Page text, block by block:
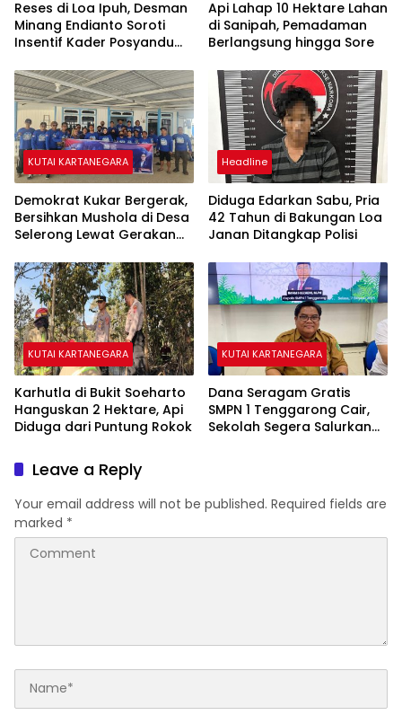
Reses di Loa Ipuh, Desman
Minang Endianto Soroti
Insentif Kader Posyandu
Api Lahap 10 Hektare Lahan
di Sanipah, Pemadaman
Berlangsung hingga Sore
KUTAI KARTANEGARA
Demokrat Kukar Bergerak,
Bersihkan Mushola di Desa
Selerong Lewat Gerakan
Headline
Diduga Edarkan Sabu, Pria
42 Tahun di Bakungan Loa
Janan Ditangkap Polisi
KUTAI KARTANEGARA
Karhutla di Bukit Soeharto
Hanguskan 2 Hektare, Api
Diduga dari Puntung Rokok
KUTAI KARTANEGARA
Dana Seragam Gratis
SMPN 1 Tenggarong Cair,
Sekolah Segera Salurkan
Leave a Reply
Your email address will not be published. Required fields are
marked *